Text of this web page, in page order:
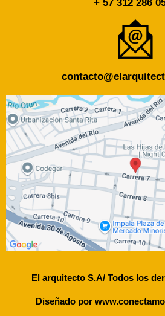
+ 57 312 286
El arquitecto S.A/ Todos los
Diseñado por